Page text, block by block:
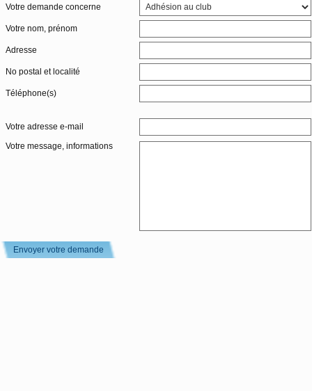
Votre demande concerne
Votre nom, prénom
Adresse
No postal et localité
Téléphone(s)
Votre adresse e-mail
Votre message, informations
Envoyer votre demande